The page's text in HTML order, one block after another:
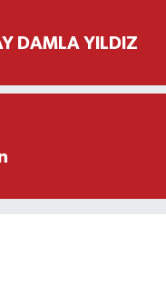
DAMLA YILDIZ